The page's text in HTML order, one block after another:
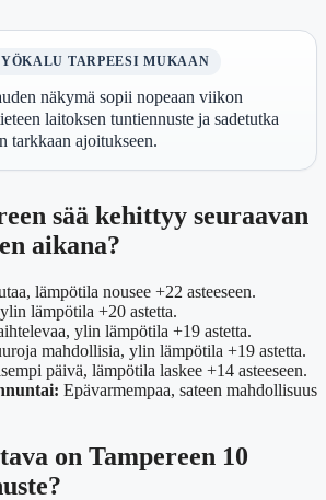
TARPEESI MUKAAN
näkymä sopii nopeaan viikon
laitoksen tuntiennuste ja sadetutka
tarkkaan ajoitukseen.
sää kehittyy seuraavan
aikana?
lämpötila nousee +22 asteeseen.
lämpötila +20 astetta.
ylin lämpötila +19 astetta.
mahdollisia, ylin lämpötila +19 astetta.
päivä, lämpötila laskee +14 asteeseen.
Epävarmempaa, sateen mahdollisuus
on Tampereen 10